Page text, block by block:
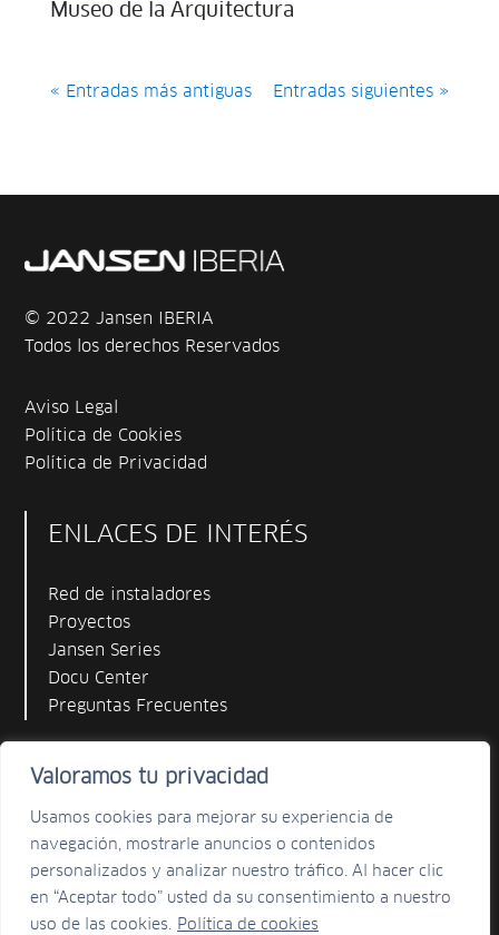
Valoramos tu privacidad
Usamos cookies para mejorar su experiencia de
navegación, mostrarle anuncios o contenidos
personalizados y analizar nuestro tráfico. Al hacer clic
en “Aceptar todo” usted da su consentimiento a nuestro
uso de las cookies. Política de cookies
Museo de la Arquitectura
« Entradas más antiguas Entradas siguientes »
© 2022 Jansen IBERIA
Todos los derechos Reservados
Aviso Legal
Política de Cookies
Política de Privacidad
ENLACES DE INTERÉS
Red de instaladores
Proyectos
Jansen Series
Docu Center
Preguntas Frecuentes
OFICINAS